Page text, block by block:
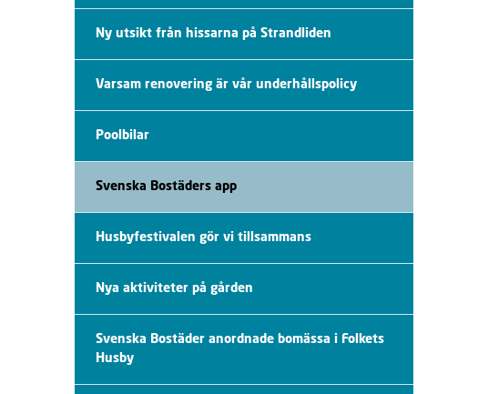
Ny utsikt från hissarna på Strandliden
Varsam renovering är vår underhållspolicy
Poolbilar
Svenska Bostäders app
Husbyfestivalen gör vi tillsammans
Nya aktiviteter på gården
Svenska Bostäder anordnade bomässa i Folkets
Husby